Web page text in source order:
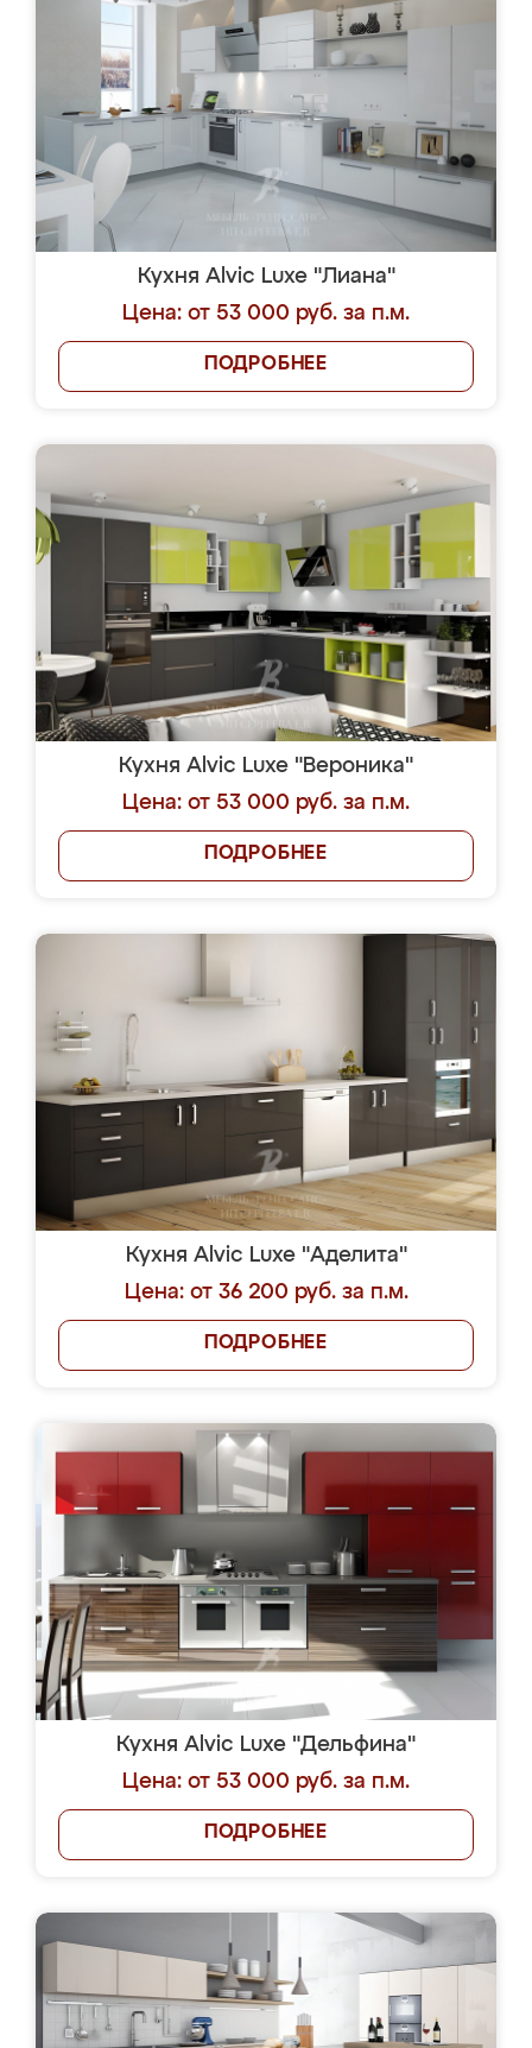
Кухня Alvic Luxe "Лиана"
Цена: от 53 000 руб. за п.м.
ПОДРОБНЕЕ
Кухня Alvic Luxe "Вероника"
Цена: от 53 000 руб. за п.м.
ПОДРОБНЕЕ
Кухня Alvic Luxe "Аделита"
Цена: от 36 200 руб. за п.м.
ПОДРОБНЕЕ
Кухня Alvic Luxe "Дельфина"
Цена: от 53 000 руб. за п.м.
ПОДРОБНЕЕ